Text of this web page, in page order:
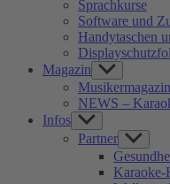
Sprachkurse
Software und
Handytaschen
Magazin Show
sub
menu
NEWS –
Infos Show
sub
menu
Partner Show
sub
menu
Karaoke-